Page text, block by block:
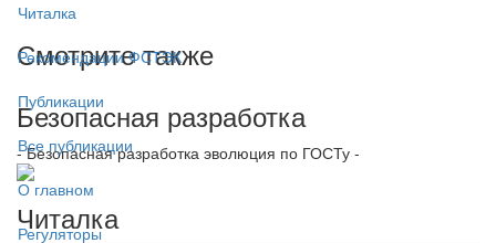
Читалка
Рекомендации ФСТЭК
Публикации
Все публикации
О главном
Регуляторы
Смотрите также
Безопасная разработка
- Безопасная разработка эволюция по ГОСТу -
Читалка